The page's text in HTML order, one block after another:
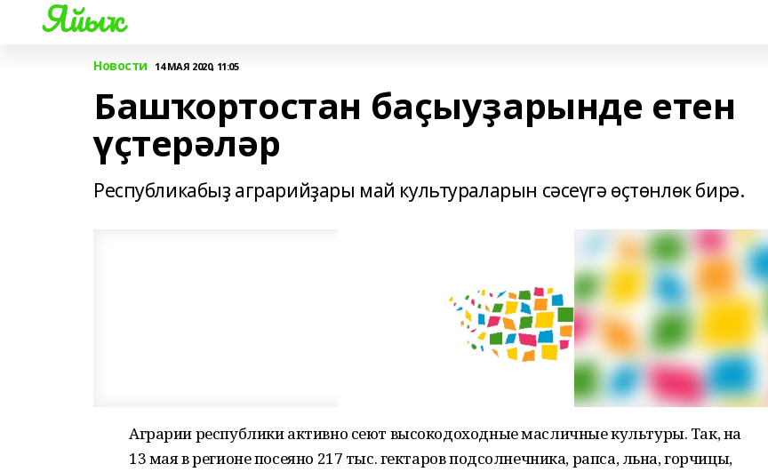
Яйыҡ
Новости 14 МАЯ 2020, 11:05
Башҡортостан баҫыуҙарынде етен
үҫтерәләр
Республикабыҙ аграрийҙары май культураларын сәсеүгә өҫтөнлөк бирә.
Аграрии республики активно сеют высокодоходные масличные культуры. Так, на
13 мая в регионе посеяно 217 тыс. гектаров подсолнечника, рапса, льна, горчицы,